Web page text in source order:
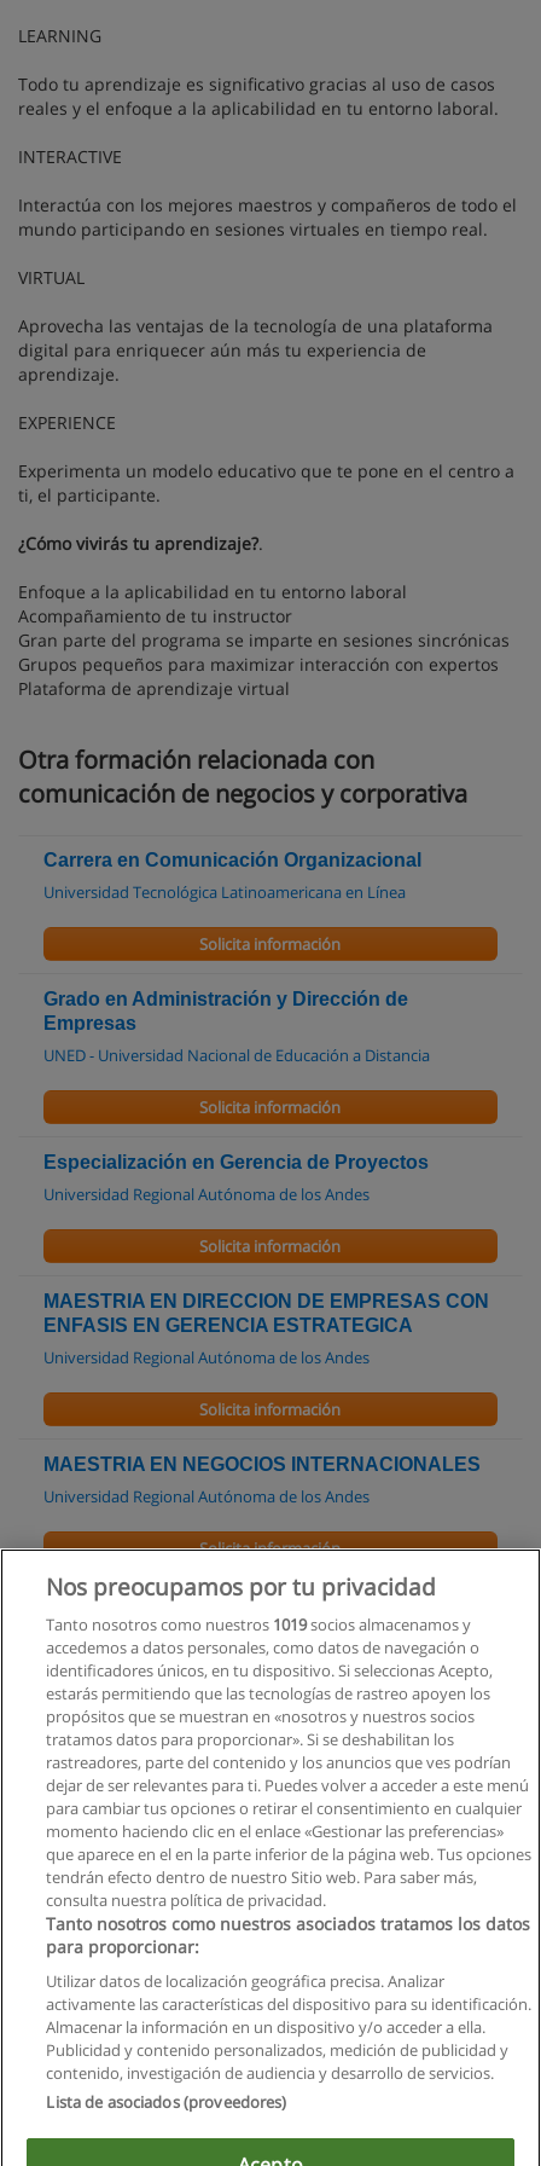
LEARNING
Todo tu aprendizaje es significativo gracias al uso de casos
reales y el enfoque a la aplicabilidad en tu entorno laboral.
INTERACTIVE
Interactúa con los mejores maestros y compañeros de todo el
mundo participando en sesiones virtuales en tiempo real.
VIRTUAL
Aprovecha las ventajas de la tecnología de una plataforma
digital para enriquecer aún más tu experiencia de
aprendizaje.
EXPERIENCE
Experimenta un modelo educativo que te pone en el centro a
ti, el participante.
¿Cómo vivirás tu aprendizaje?.
Enfoque a la aplicabilidad en tu entorno laboral
Acompañamiento de tu instructor
Gran parte del programa se imparte en sesiones sincrónicas
Grupos pequeños para maximizar interacción con expertos
Plataforma de aprendizaje virtual
Otra formación relacionada con
comunicación de negocios y corporativa
Carrera en Comunicación Organizacional
Universidad Tecnológica Latinoamericana en Línea
Solicita información
Grado en Administración y Dirección de
Empresas
UNED - Universidad Nacional de Educación a Distancia
Solicita información
Especialización en Gerencia de Proyectos
Universidad Regional Autónoma de los Andes
Solicita información
MAESTRIA EN DIRECCION DE EMPRESAS CON
ENFASIS EN GERENCIA ESTRATEGICA
Universidad Regional Autónoma de los Andes
Solicita información
MAESTRIA EN NEGOCIOS INTERNACIONALES
Universidad Regional Autónoma de los Andes
Solicita información
Carrera en Mecánica Automotriz
UIDE - Universidad Internacional de Ecuador
Solicita información
Carrera de Gastronomía
UIDE - Universidad Internacional de Ecuador
Solicita información
Privacidad de datos
Contactar con Educaedu
Copyright © Educaedu Business S.L. - CIF : B-95610580: -
Nos preocupamos por tu privacidad
Tanto nosotros como nuestros 1019socios almacenamos y
accedemos a datos personales, como datos de navegación o
identificadores únicos, en tu dispositivo. Si seleccionas Acepto,
estarás permitiendo que las tecnologías de rastreo apoyen los
propósitos que se muestran en «nosotros y nuestros socios
tratamos datos para proporcionar». Si se deshabilitan los
rastreadores, parte del contenido y los anuncios que ves podrían
dejar de ser relevantes para ti. Puedes volver a acceder a este menú
para cambiar tus opciones o retirar el consentimiento en cualquier
momento haciendo clic en el enlace «Gestionar las preferencias»
que aparece en el en la parte inferior de la página web. Tus opciones
tendrán efecto dentro de nuestro Sitio web. Para saber más,
consulta nuestra política de privacidad.
Tanto nosotros como nuestros asociados tratamos los datos
para proporcionar:
Utilizar datos de localización geográfica precisa. Analizar
activamente las características del dispositivo para su identificación.
Almacenar la información en un dispositivo y/o acceder a ella.
Publicidad y contenido personalizados, medición de publicidad y
contenido, investigación de audiencia y desarrollo de servicios.
Lista de asociados (proveedores)